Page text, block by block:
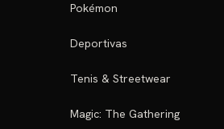
Pokémon
Deportivas
Tenis & Streetwear
Magic: The Gathering